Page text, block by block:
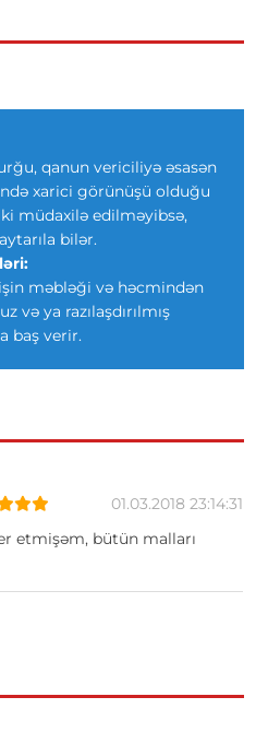
qanun vericiliyə əsasən
xarici görünüşü olduğu
müdaxilə edilməyibsə,
bilər.
məbləği və həcmindən
və ya razılaşdırılmış
baş verir.
01.03.2018 23:14:31
etmişəm, bütün malları